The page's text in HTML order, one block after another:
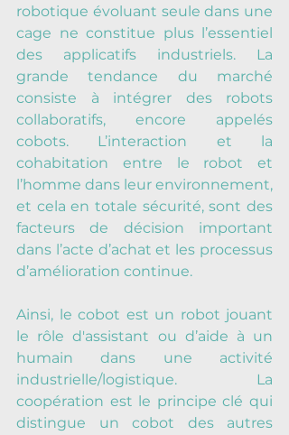
robotique évoluant seule dans une
cage ne constitue plus l’essentiel
des applicatifs industriels. La
grande tendance du marché
consiste à intégrer des robots
collaboratifs, encore appelés
cobots. L’interaction et la
cohabitation entre le robot et
l’homme dans leur environnement,
et cela en totale sécurité, sont des
facteurs de décision important
dans l’acte d’achat et les processus
d’amélioration continue.
Ainsi, le cobot est un robot jouant
le rôle d'assistant ou d’aide à un
humain dans une activité
industrielle/logistique. La
coopération est le principe clé qui
distingue un cobot des autres